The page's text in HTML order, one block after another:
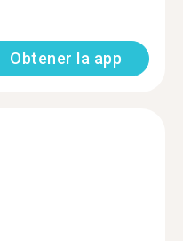
Obtener la app